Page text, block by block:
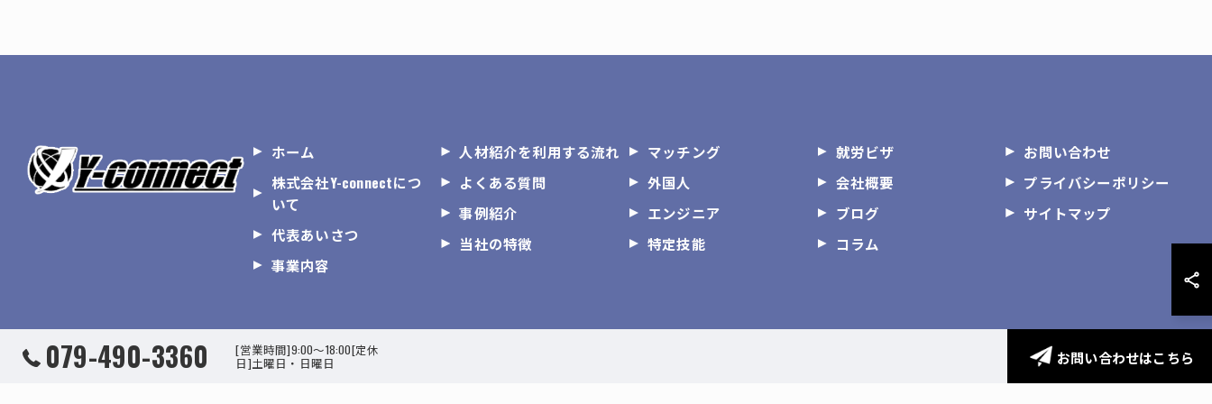
079-490-3360 [営業時間]9:00～18:00[定休
日]土曜日・日曜日 お問い合わせはこちら
ホーム
株式会社Y-connectにつ
いて
代表あいさつ
事業内容
人材紹介を利用する流れ
よくある質問
事例紹介
当社の特徴
マッチング
外国人
エンジニア
特定技能
就労ビザ
会社概要
ブログ
コラム
お問い合わせ
プライバシーポリシー
サイトマップ